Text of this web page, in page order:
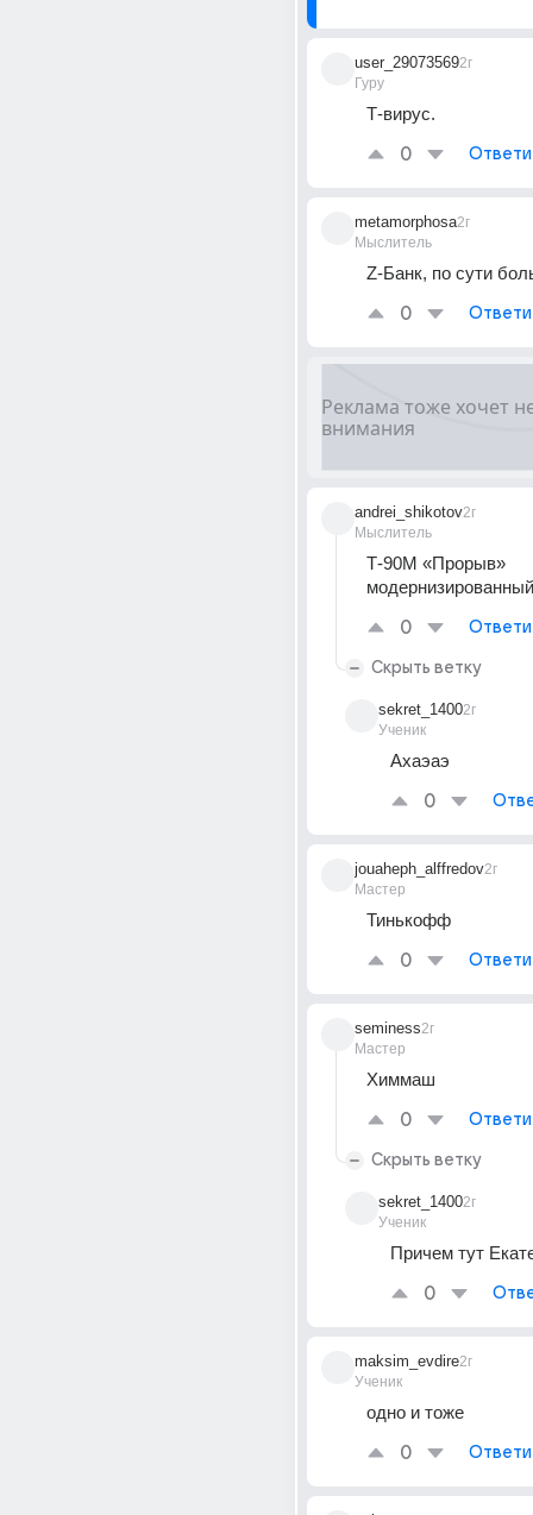
user_29073569
Гуру
2г
Т-вирус.
0
metamorphosa
Мыслитель
2г
Z-Банк, по сути
0
andrei_shikotov
Мыслитель
2г
Т-90М «Прорыв»
0
Скрыть ветку
sekret_1400
Ученик
2г
Ахаэаэ
0
jouaheph_alffredov
Мастер
2г
Тинькофф
0
seminess
Мастер
2г
Химмаш
0
Скрыть ветку
sekret_1400
Ученик
2г
Причем тут
0
maksim_evdire
Ученик
2г
одно и тоже
0